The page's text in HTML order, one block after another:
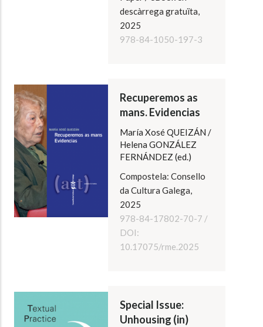
descàrrega gratuïta,
2025
978-84-1050-197-3
Recuperemos as
mans. Evidencias
María Xosé QUEIZÁN /
Helena GONZÁLEZ
FERNÁNDEZ (ed.)
Compostela: Consello
da Cultura Galega,
2025
978-84-17802-70-7 /
DOI:
10.17075/rme.2025
Special Issue:
Unhousing (in)